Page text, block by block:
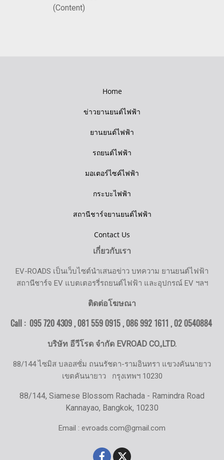
(Content)
Home
ข่าวยานยนต์ไฟฟ้า
ยานยนต์ไฟฟ้า
รถยนต์ไฟฟ้า
มอเตอร์ไซค์ไฟฟ้า
กระบะไฟฟ้า
สถานีชาร์จยานยนต์ไฟฟ้า
Contact Us
เกี่ยวกับเรา
EV-ROADS เป็นเว็บไซต์นำเสนอข่าว บทความ ยานยนต์ไฟฟ้า
สถานีชาร์จ EV แบตเตอรรี่รถยนต์ไฟฟ้า และอุปกรณ์ EV ฯลฯ
ติดต่อโฆษณา
Call : 095 720 4309 , 081 559 0915 , 086 992 1611 ,02 0540884
บริษัท อีวีโรด จำกัด EVROAD CO.,LTD.
88/144 ไซมิส บลอสซั่ม ถนนรัชดา-รามอินทรา แขวงคันนายาว
เขตคันนายาว กรุงเทพฯ 10230
88/144, Siamese Blossom Rachada - Ramindra Road
Kannayao, Bangkok, 10230
Email : evroads.com@gmail.com